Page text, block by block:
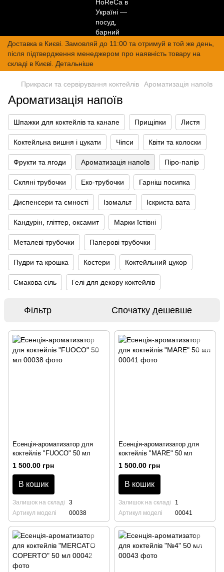
Доставка в Києві. Замовляй до 11:00 та отримуй в той же день,
після підтвердження менеджером про наявність товару на
складі в Києві. Детальніше
Прикраси та сервірування коктейлів Ароматизація напоїв
Ароматизація напоїв
Шпажки для коктейлів та канапе Прищіпки Листя
Коктейльна вишня і цукати Чіпси Квіти та колоски
Фрукти та ягоди Ароматизація напоїв Піро-папір
Скляні трубочки Еко-трубочки Гарніш посипка
Диспенсери та ємності Ізомальт Іскриста вата
Кандурін, гліттер, оксамит Марки їстівні
Металеві трубочки Паперові трубочки
Пудри та крошка Костери Коктейльний цукор
Смакова сіль Гелі для декору коктейлів
Фільтр Спочатку дешевше
Есенція-ароматизатор для
коктейлів "FUOCO" 50 мл
1 500.00 грн
В кошик
Залишок на складі
3
Артикул моделі
00038
Есенція-ароматизатор для
коктейлів "MARE" 50 мл
1 500.00 грн
В кошик
Залишок на складі
1
Артикул моделі
00041